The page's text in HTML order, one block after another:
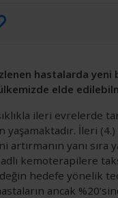
hastalarda
elde
ileri evrelerde
yaşamaktadır. İleri
artırmanın yanı sıra
kemoterapilere
hedefe yönelik
ancak